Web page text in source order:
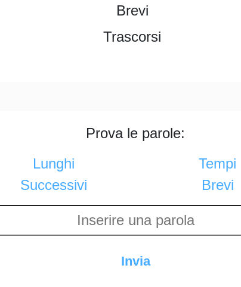
Brevi
Trascorsi
Prova le parole:
Lunghi Tempi
Successivi Brevi